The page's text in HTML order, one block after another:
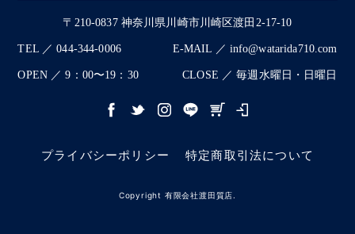
〒210-0837 神奈川県川崎市川崎区渡田2-17-10
TEL ／ 044-344-0006 E-MAIL ／ info@watarida710.com
OPEN ／ 9：00〜19：30 CLOSE ／ 毎週水曜日・日曜日
プライバシーポリシー 特定商取引法について
Copyright 有限会社渡田質店.